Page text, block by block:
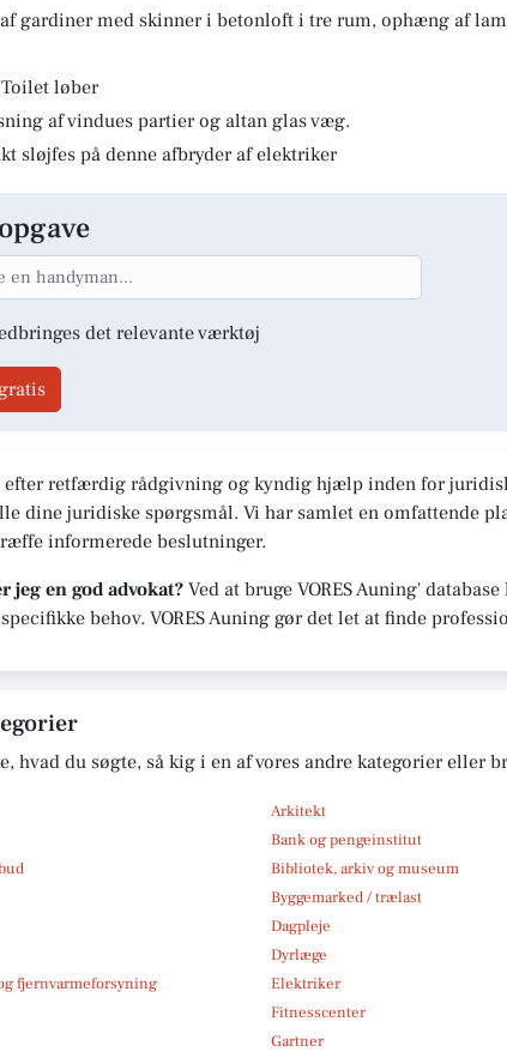
gardiner med skinner i betonloft i tre rum, ophæng af
løber
af vindues partier og altan glas væg.
sløjfes på denne afbryder af elektriker
det relevante værktøj
efter retfærdig rådgivning og kyndig hjælp inden for
dine juridiske spørgsmål. Vi har samlet en omfattende
informerede beslutninger.
jeg en god advokat?Ved at bruge VORES Auning'
behov. VORES Auning gør det let at finde
hvad du søgte, så kig i en af vores andre kategorier eller
Arkitekt
Bank og pengeinstitut
Bibliotek, arkiv og museum
Byggemarked / trælast
Dagpleje
Dyrlæge
fjernvarmeforsyning
Elektriker
Fitnesscenter
Gartner